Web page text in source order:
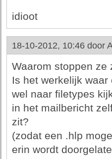
idioot
18-10-2012, 10:46 door
Waarom stoppen ze
Is het werkelijk
wel naar filetypes
in het mailbericht
zit?
(zodat een .hlp
erin wordt